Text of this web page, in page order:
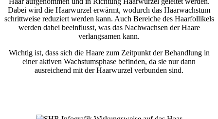
Dabei wird die Haarwurzel erwärmt, wodurch das Haarwachstum
schrittweise reduziert werden kann. Auch Bereiche des Haarfollikels
werden dabei beeinflusst, was das Nachwachsen der Haare
verlangsamen kann.
Wichtig ist, dass sich die Haare zum Zeitpunkt der Behandlung in
einer aktiven Wachstumsphase befinden, da sie nur dann
ausreichend mit der Haarwurzel verbunden sind.